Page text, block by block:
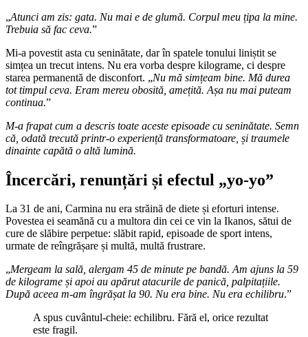
„Atunci am zis: gata. Nu mai e de glumă. Corpul meu țipa la mine.
Trebuia să fac ceva.”
Mi-a povestit asta cu seninătate, dar în spatele tonului liniștit se
simțea un trecut intens. Nu era vorba despre kilograme, ci despre
starea permanentă de disconfort. „Nu mă simțeam bine. Mă durea
tot timpul ceva. Eram mereu obosită, amețită. Așa nu mai puteam
continua.”
M-a frapat cum a descris toate aceste episoade cu seninătate. Semn
că, odată trecută printr-o experiență transformatoare, și traumele
dinainte capătă o altă lumină.
Încercări, renunțări și efectul „yo-yo”
La 31 de ani, Carmina nu era străină de diete și eforturi intense.
Povestea ei seamănă cu a multora din cei ce vin la Ikanos, sătui de
cure de slăbire perpetue: slăbit rapid, episoade de sport intens,
urmate de reîngrășare și multă, multă frustrare.
„Mergeam la sală, alergam 45 de minute pe bandă. Am ajuns la 59
de kilograme și apoi au apărut atacurile de panică, palpitațiile.
După aceea m-am îngrășat la 90. Nu era bine. Nu era echilibru.”
A spus cuvântul-cheie: echilibru. Fără el, orice rezultat
este fragil.